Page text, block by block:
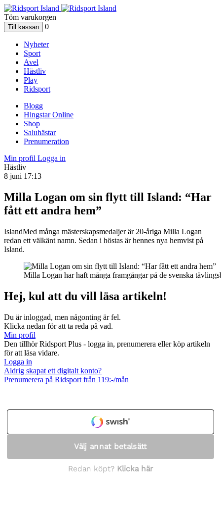
Töm varukorgen
0
Nyheter
Sport
Avel
Hästliv
Play
Ridsport
Blogg
Hingstar Online
Shop
Saluhästar
Prenumeration
Min profil Logga in
Hästliv
8 juni 17:13
Milla Logan om sin flytt till Island: “Har
fått ett andra hem”
IslandMed många mästerskapsmedaljer är 20-åriga Milla Logan
redan ett välkänt namn. Sedan i höstas är hennes nya hemvist på
Island.
Milla Logan har haft många framgångar på de svenska
Hej, kul att du vill läsa artikeln!
Du är inloggad, men någonting är fel.
Klicka nedan för att ta reda på vad.
Min profil
Den tillhör Ridsport Plus - logga in, prenumerera eller köp artikeln
för att läsa vidare.
Logga in
Aldrig skapat ett digitalt konto?
Prenumerera på Ridsport från 119:-/mån